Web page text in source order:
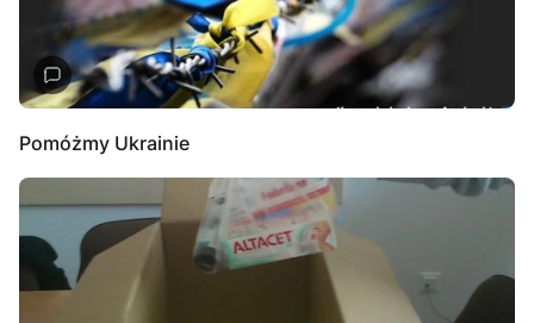
Pomóżmy Ukrainie